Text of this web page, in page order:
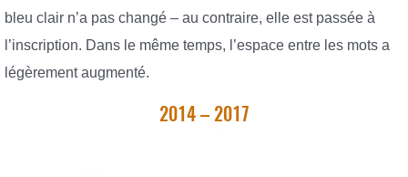
bleu clair n’a pas changé – au contraire, elle est passée à
l’inscription. Dans le même temps, l’espace entre les mots a
légèrement augmenté.
2014 – 2017